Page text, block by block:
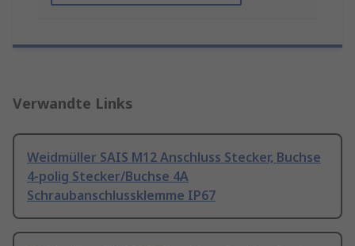
Verwandte Links
Weidmüller SAIS M12 Anschluss Stecker, Buchse
4-polig Stecker/Buchse 4A
Schraubanschlussklemme IP67